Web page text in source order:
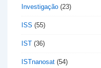
Investigação (23)
ISS (55)
IST (36)
ISTnanosat (54)